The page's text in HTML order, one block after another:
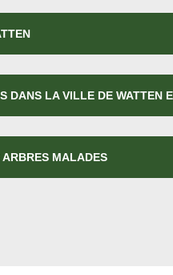
DANS LA VILLE DE WATTEN
ARBRES MALADES